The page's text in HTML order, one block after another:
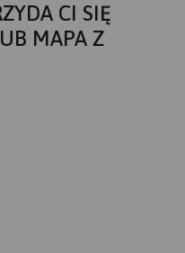
CI SIĘ
MAPA Z